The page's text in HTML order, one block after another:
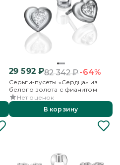
29 592₽82 342₽-64%
Серьги-пусеты «Сердца» из
белого золота с фианитом
Нет оценок
В корзину